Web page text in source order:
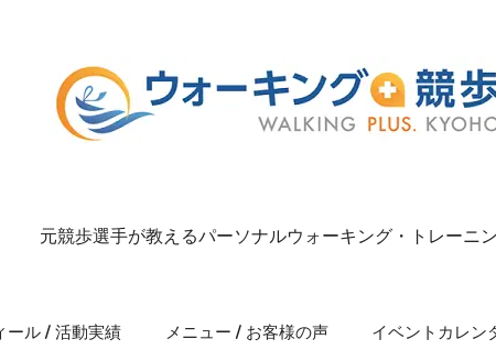
元競歩選手が教えるパーソナルウォーキング・トレーニ
ール / 活動実績 メニュー / お客様の声 イベントカレン